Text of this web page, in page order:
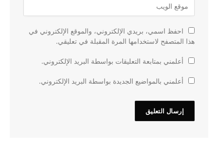
احفظ اسمي، بريدي الإلكتروني، والموقع الإلكتروني في
هذا المتصفح لاستخدامها المرة المقبلة في تعليقي.
أعلمني بمتابعة التعليقات بواسطة البريد الإلكتروني.
أعلمني بالمواضيع الجديدة بواسطة البريد الإلكتروني.